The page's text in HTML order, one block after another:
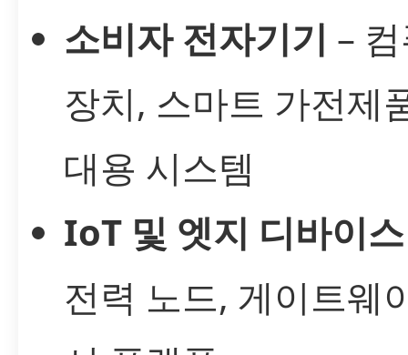
소비자 전자기기 –
장치, 스마트 가전제
대용 시스템
IoT 및 엣지 디바이스
전력 노드, 게이트웨